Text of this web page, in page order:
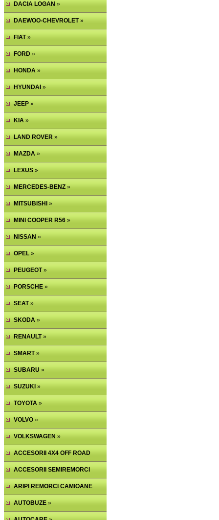
DACIA LOGAN »
DAEWOO-CHEVROLET»
FIAT»
FORD »
HONDA »
HYUNDAI »
JEEP »
KIA »
LAND ROVER »
MAZDA »
LEXUS »
MERCEDES-BENZ »
MITSUBISHI »
MINI COOPER R56 »
NISSAN »
OPEL »
PEUGEOT»
PORSCHE »
SEAT»
SKODA »
RENAULT»
SMART»
SUBARU »
SUZUKI »
TOYOTA »
VOLVO »
VOLKSWAGEN »
ACCESORII 4X4 OFF ROAD
ACCESORII SEMIREMORCI
ARIPI REMORCI CAMIOANE
AUTOBUZE »